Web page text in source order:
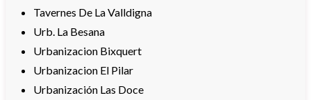
Tavernes De La Valldigna
Urb. La Besana
Urbanizacion Bixquert
Urbanizacion El Pilar
Urbanización Las Doce